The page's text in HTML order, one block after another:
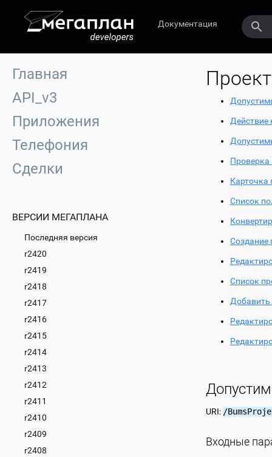
Документация
Главная
API_v3
Приложения
Телефония
Сделки
ВЕРСИИ МЕГАПЛАНА
Последняя версия
r2420
r2419
r2418
r2417
r2416
r2415
r2414
r2413
r2412
r2411
r2410
r2409
r2408
Действие
Проверка
Карточка
Список
Создание
Список
Добавить
URI: /
Входные